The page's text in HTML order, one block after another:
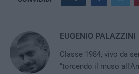
EUGENIO PALAZZINI
Classe 1984, vivo da
“torcendo il muso